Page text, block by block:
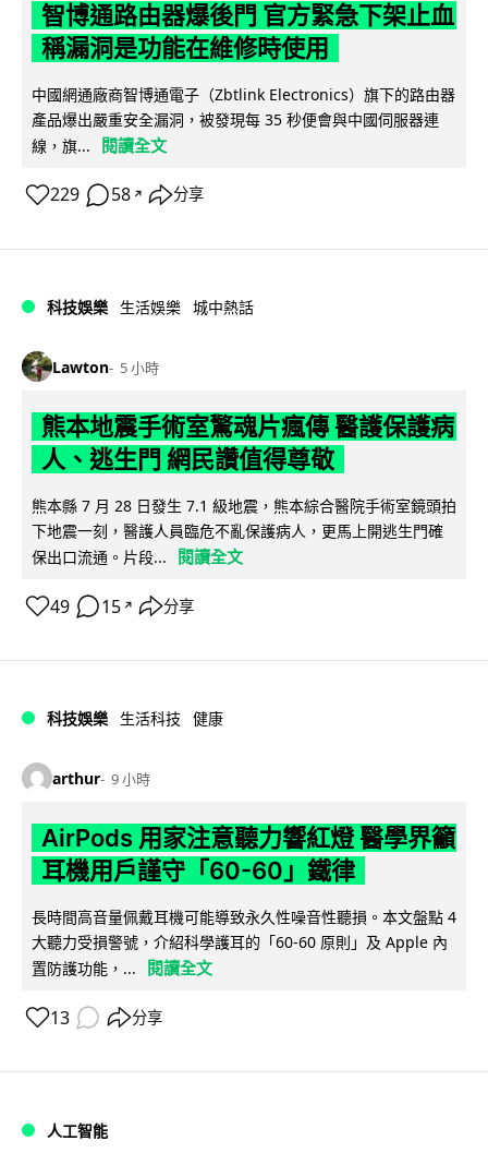
智博通路由器爆後門 官方緊急下架止血
稱漏洞是功能在維修時使用
中國網通廠商智博通電子（Zbtlink Electronics）旗下的路由器
產品爆出嚴重安全漏洞，被發現每 35 秒便會與中國伺服器連
線，旗...
閱讀全文
229 58 ↗ 分享
科技娛樂 生活娛樂 城中熱話
Lawton 5 小時
熊本地震手術室驚魂片瘋傳 醫護保護病
人、逃生門 網民讚值得尊敬
熊本縣 7 月 28 日發生 7.1 級地震，熊本綜合醫院手術室鏡頭拍
下地震一刻，醫護人員臨危不亂保護病人，更馬上開逃生門確
保出口流通。片段...
閱讀全文
49 15 ↗ 分享
科技娛樂 生活科技 健康
arthur 9 小時
AirPods 用家注意聽力響紅燈 醫學界籲
耳機用戶謹守「60-60」鐵律
長時間高音量佩戴耳機可能導致永久性噪音性聽損。本文盤點 4
大聽力受損警號，介紹科學護耳的「60-60 原則」及 Apple 內
置防護功能，...
閱讀全文
13 分享
人工智能